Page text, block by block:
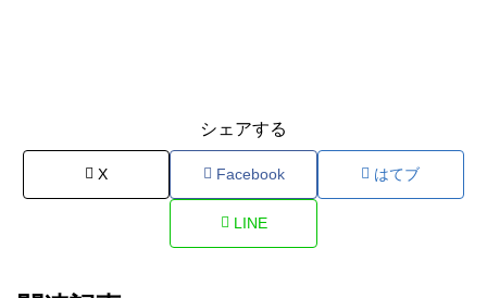
シェアする
X Facebook はてブ
LINE